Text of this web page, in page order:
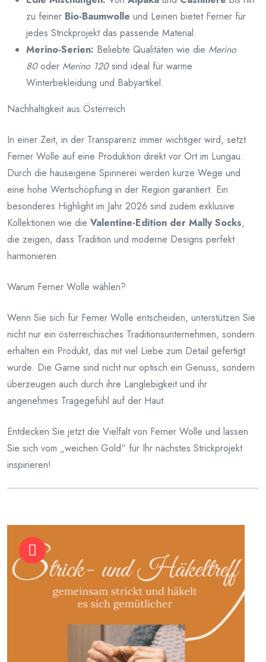
zu feiner Bio-Baumwolle und Leinen bietet Ferner für
jedes Strickprojekt das passende Material.
Merino-Serien: Beliebte Qualitäten wie die Merino
80oder Merino 120sind ideal für warme
Winterbekleidung und Babyartikel.
Nachhaltigkeit aus Österreich
In einer Zeit, in der Transparenz immer wichtiger wird, setzt
Ferner Wolle auf eine Produktion direkt vor Ort im Lungau.
Durch die hauseigene Spinnerei werden kurze Wege und
eine hohe Wertschöpfung in der Region garantiert. Ein
besonderes Highlight im Jahr 2026 sind zudem exklusive
Kollektionen wie die Valentine-Edition der Mally Socks,
die zeigen, dass Tradition und moderne Designs perfekt
harmonieren.
Warum Ferner Wolle wählen?
Wenn Sie sich für Ferner Wolle entscheiden, unterstützen Sie
nicht nur ein österreichisches Traditionsunternehmen, sondern
erhalten ein Produkt, das mit viel Liebe zum Detail gefertigt
wurde. Die Garne sind nicht nur optisch ein Genuss, sondern
überzeugen auch durch ihre Langlebigkeit und ihr
angenehmes Tragegefühl auf der Haut.
Entdecken Sie jetzt die Vielfalt von Ferner Wolle und lassen
Sie sich vom „weichen Gold“ für Ihr nächstes Strickprojekt
inspirieren!